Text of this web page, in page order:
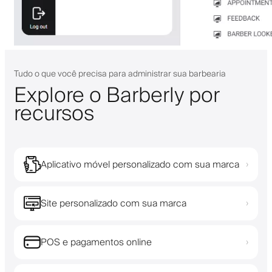
Tudo o que você precisa para administrar sua barbearia
Explore o Barberly por
recursos
Aplicativo móvel personalizado com sua marca ›
Site personalizado com sua marca ›
POS e pagamentos online ›